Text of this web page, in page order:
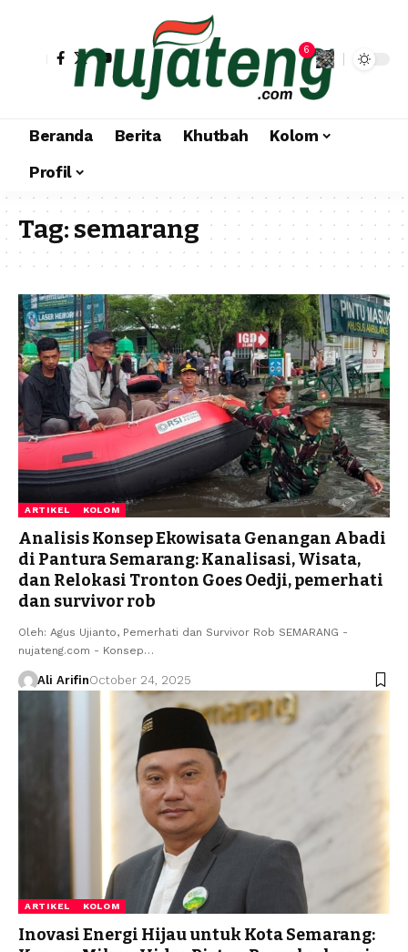
6
Beranda Berita Khutbah
Kolom
Profil
Tag:semarang
ARTIKEL KOLOM
Analisis Konsep Ekowisata Genangan Abadi
di Pantura Semarang: Kanalisasi, Wisata,
dan Relokasi Tronton Goes Oedji, pemerhati
dan survivor rob
Oleh: Agus Ujianto, Pemerhati dan Survivor Rob SEMARANG -
nujateng.com - Konsep…
Ali ArifinOctober 24, 2025
ARTIKEL KOLOM
Inovasi Energi Hijau untuk Kota Semarang: